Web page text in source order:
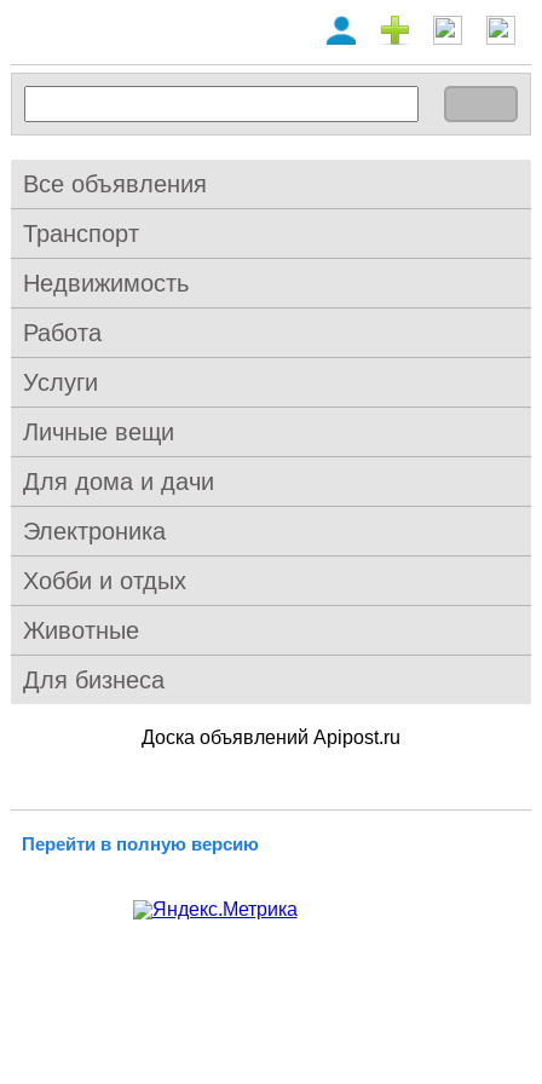
Все объявления
Транспорт
Недвижимость
Работа
Услуги
Личные вещи
Для дома и дачи
Электроника
Хобби и отдых
Животные
Для бизнеса
Доска объявлений Apipost.ru
Перейти в полную версию